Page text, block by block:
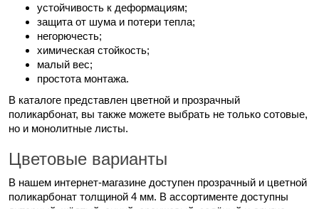
устойчивость к деформациям;
защита от шума и потери тепла;
негорючесть;
химическая стойкость;
малый вес;
простота монтажа.
В каталоге представлен цветной и прозрачный
поликарбонат, вы также можете выбрать не только сотовые,
но и монолитные листы.
Цветовые варианты
В нашем интернет-магазине доступен прозрачный и цветной
поликарбонат толщиной 4 мм. В ассортименте доступны